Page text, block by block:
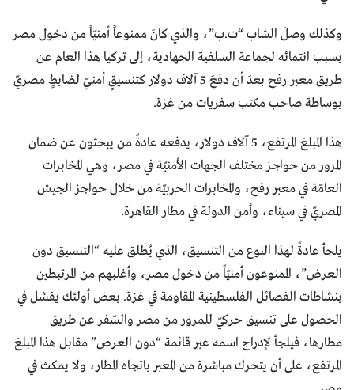
وكذلك وصلَ الشاب “ت.ب”، والذي كانَ ممنوعاً أمنيّاً من دخول مصر
بسبب انتمائه لجماعة السلفية الجهادية، إلى تركيا هذا العام عن
طريق معبر رفح بعدَ أن دفعَ 5 آلاف دولار كتنسيقٍ أمنيّ لضابطٍ مصريّ
بوساطة صاحب مكتب سفريات من غزة.
هذا المبلغ المرتفع، 5 آلاف دولار، يدفعه عادةً من يبحثون عن ضمان
المرور من حواجز مختلف الجهات الأمنيّة في مصر، وهي المخابرات
العامّة في معبر رفح، والمخابرات الحربيّة من خلال حواجز الجيش
المصريّ في سيناء، وأمن الدولة في مطار القاهرة.
يلجأ عادةً لهذا النوع من التنسيق، الذي يُطلق عليه “التنسيق دون
العرض”، الممنوعون أمنيّاً من دخول مصر، وأغلبهم من المرتبطين
بنشاطات الفصائل الفلسطينية المقاومة في غزة. بعض أولئك يفشل في
الحصول على تنسيق حركيّ للمرور من مصر والسّفر عن طريق
مطارها، فيلجأ لإدراج اسمه عبر قائمة “دون العرض” مقابل هذا المبلغ
المرتفع، على أن يتحرك مباشرة من المعبر باتجاه المطار، ولا يمكث في